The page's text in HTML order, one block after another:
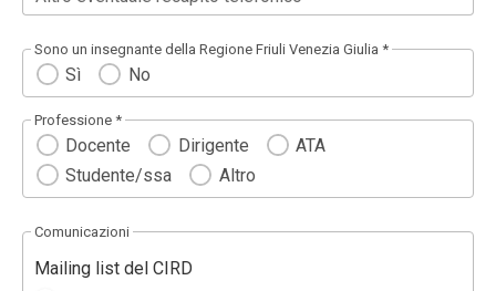
Sono un insegnante della Regione Friuli Venezia Giulia *
Sì No
Professione *
Docente Dirigente
ATA
Studente/ssa
Altro
Comunicazioni
Mailing list del CIRD